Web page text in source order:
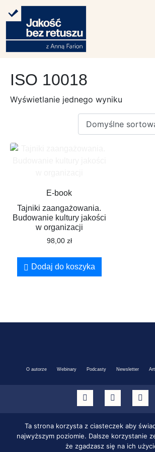
ISO 10018
Wyświetlanie jednego wyniku
E-book
Tajniki zaangażowania.
Budowanie kultury jakości
w organizacji
98,00 zł
Dodaj do koszyka
O autorze Webinary Podcasty Newsletter
Polityka Prywatności
Cookies
Ta strona korzysta z ciasteczek aby
najwyższym poziomie. Dalsze korzystanie
że zgadzasz się na ich